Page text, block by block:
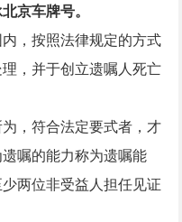
京车牌号。
，按照法律规定的方式
，并于创立遗嘱人死亡
，符合法定要式者，才
嘱的能力称为遗嘱能
两位非受益人担任见证